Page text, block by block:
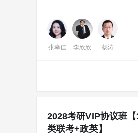
张幸佳 李欣欣 杨涛
2028考研VIP协议班
类联考+政英】